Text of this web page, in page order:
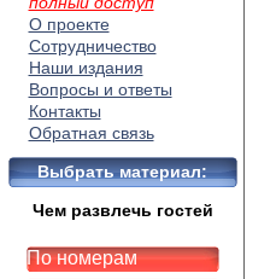
О проекте
Сотрудничество
Наши издания
Вопросы и ответы
Контакты
Обратная связь
Выбрать материал:
Чем развлечь гостей
По номерам